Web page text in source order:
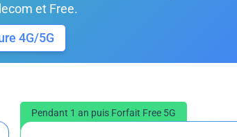
et Free.
4G/5G
Pendant 1 an puis Forfait Free 5G